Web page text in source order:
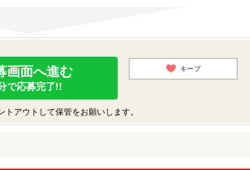
画面へ進む
で応募完了!!
キープ
アウトして保管をお願いします。